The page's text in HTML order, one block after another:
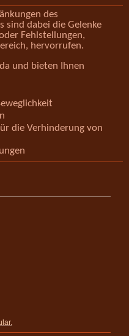
des
sind dabei die Gelenke
Fehlstellungen,
hervorrufen.
und bieten Ihnen
die Verhinderung von